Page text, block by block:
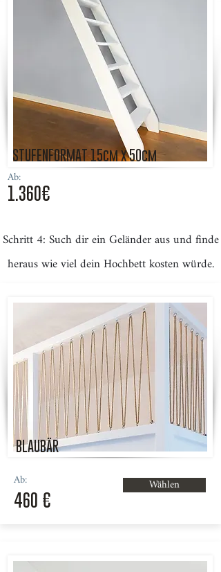
STUFENFORMAT 15cm x 50cm
Ab:
1.360€
Schritt 4: Such dir ein Geländer aus und finde
heraus wie viel dein Hochbett kosten würde.
BLAUBÄR
Ab:
460 €
Wählen